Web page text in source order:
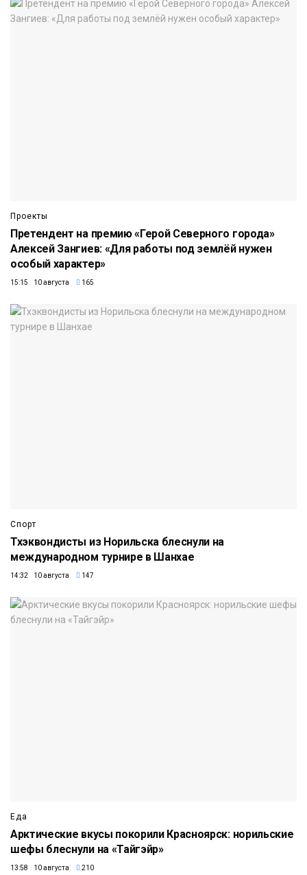
Проекты
Претендент на премию «Герой Северного города»
Алексей Зангиев: «Для работы под землёй нужен
особый характер»
15:15 10 августа 165
Спорт
Тхэквондисты из Норильска блеснули на
международном турнире в Шанхае
14:32 10 августа 147
Еда
Арктические вкусы покорили Красноярск: норильские
шефы блеснули на «Тайгэйр»
13:58 10 августа 210